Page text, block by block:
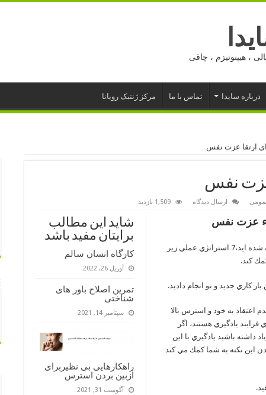
، هیپنوتیزم ، چاقی
درباره سایدا تماس با ما مرکز ژنتیک رویانا
ارتقا عزت نفس
عزت نفس
ارسال دیدگاه 1,509 بازدید
شاید این مطالب
برایتان مفید باشد
کارگاه انسان سالم
آوریل 26, 2022
تمرین اصلاح باور های
شناختی
سپتامبر 14, 2021
راهکارهایی بی نظیربرای
ازبین بردن استرس
آگوست 31, 2021
عزت نفس
اگراز احساس بد داشتن نسبت به خود خسته شده ايد،7 استراتژي عملي زير
كند.
اعتقاد به خود و استرس بالا
يادگيري هستند، اگر
داشته باشيد يادگيري با اين
اين نكته به شما كمك مي كند